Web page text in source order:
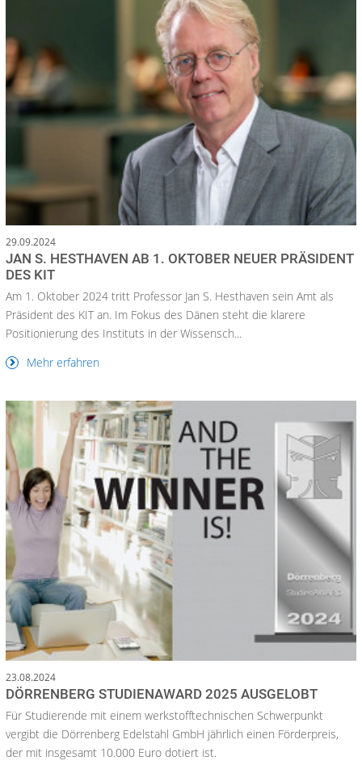
29.09.2024
JAN S. HESTHAVEN AB 1. OKTOBER NEUER PRÄSIDENT
DES KIT
Am 1. Oktober 2024 tritt Professor Jan S. Hesthaven sein Amt als
Präsident des KIT an. Im Fokus des Dänen steht die klarere
Positionierung des Instituts in der Wissensch...
Mehr erfahren
23.08.2024
DÖRRENBERG STUDIENAWARD 2025 AUSGELOBT
Für Studierende mit einem werkstofftechnischen Schwerpunkt
vergibt die Dörrenberg Edelstahl GmbH jährlich einen Förderpreis,
der mit insgesamt 10.000 Euro dotiert ist.